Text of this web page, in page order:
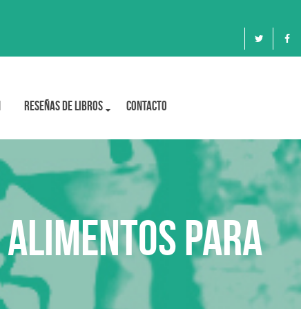
Reseñas de libros Contacto
alimentos para